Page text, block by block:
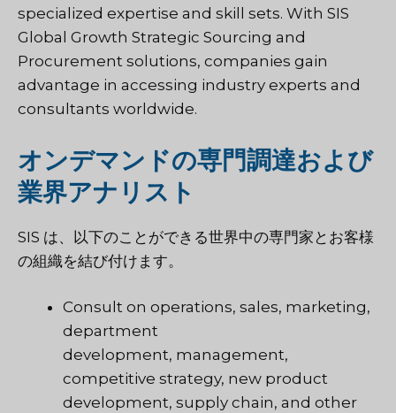
specialized expertise and skill sets. With SIS
Global Growth Strategic Sourcing and
Procurement solutions, companies gain
advantage in accessing industry experts and
consultants worldwide.
オンデマンドの専門調達および
業界アナリスト
SIS は、以下のことができる世界中の専門家とお客様
の組織を結び付けます。
Consult on operations, sales, marketing,
department
development, management,
competitive strategy, new product
development, supply chain, and other